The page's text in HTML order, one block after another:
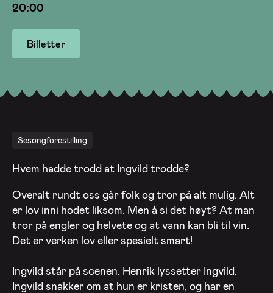
20:00
Billetter
Sesongforestilling
Hvem hadde trodd at Ingvild trodde?
Overalt rundt oss går folk og tror på alt mulig. Alt
er lov inni hodet liksom. Men å si det høyt? At man
tror på engler og helvete og at vann kan bli til vin.
Det er verken lov eller spesielt smart!
Ingvild står på scenen. Henrik lyssetter Ingvild.
Ingvild snakker om at hun er kristen, og har en